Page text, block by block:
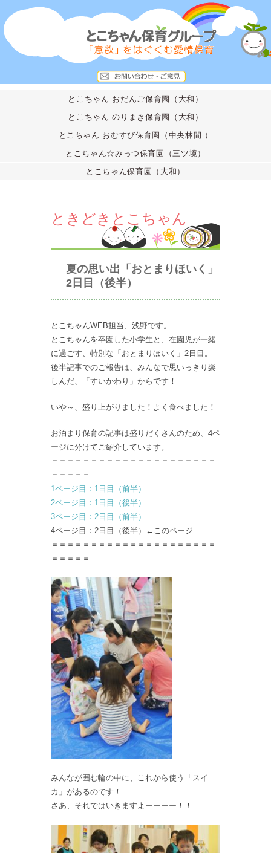
とこちゃん おだんご保育園（大和）
とこちゃん のりまき保育園（大和）
とこちゃん おむすび保育園（中央林間 ）
とこちゃん☆みっつ保育園（三ツ境）
とこちゃん保育園（大和）
ときどきとこちゃん
夏の思い出「おとまりほいく」
2日目（後半）
とこちゃんWEB担当、浅野です。
とこちゃんを卒園した小学生と、在園児が一緒
に過ごす、特別な「おとまりほいく」2日目。
後半記事でのご報告は、みんなで思いっきり楽
しんだ、「すいかわり」からです！
いや～、盛り上がりました！よく食べました！
お泊まり保育の記事は盛りだくさんのため、4ペ
ージに分けてご紹介しています。
＝＝＝＝＝＝＝＝＝＝＝＝＝＝＝＝＝＝＝＝＝
＝＝＝＝＝
1ページ目：1日目（前半）
2ページ目：1日目（後半）
3ページ目：2日目（前半）
4ページ目：2日目（後半）←このページ
＝＝＝＝＝＝＝＝＝＝＝＝＝＝＝＝＝＝＝＝＝
＝＝＝＝＝
みんなが囲む輪の中に、これから使う「スイ
カ」があるのです！
さあ、それではいきますよーーーー！！